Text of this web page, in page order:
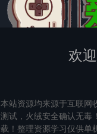
欢
本站资源均来源于互联网
测试，火绒安全确认无毒
载！整理资源学习仅供单